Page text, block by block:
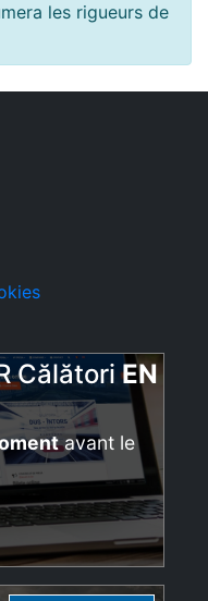
les rigueurs de
CălătoriEN
avant le